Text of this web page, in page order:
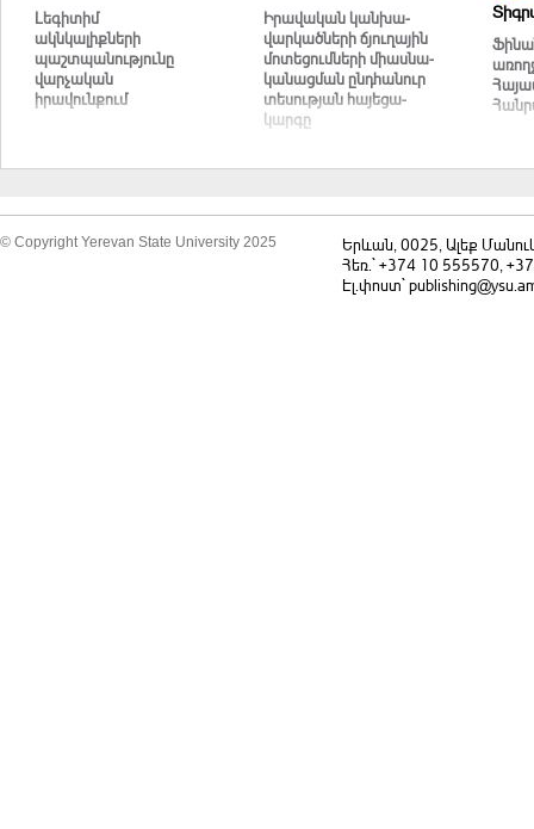
Լեգիտիմ
ակնկալիքների
պաշտպանությունը
վարչական
իրավունքում
Ի­րա­վա­կան կան­խա­
վար­կած­նե­րի ճյու­ղա­յին
մո­տե­ցում­նե­րի միաս­­­­­նա­
կա­նաց­ման ընդ­հա­նուր
տե­սութ­յան հա­յե­ցա­
կար­գը
© Copyright Yerevan State University 2025
Երևան, 0025, Ալեք
Հեռ.` +374 10 555570,
Էլ.փոստ`